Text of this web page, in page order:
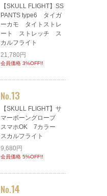
【SKULL FLIGHT】SS
PANTS type6 タイガ
ーカモ タイトストレ
ート ストレッチ ス
カルフライト
21,780円
会員価格 3%OFF!!
No.13
【SKULL FLIGHT】サ
マーボーングローブ
スマホOK 7カラー
スカルフライト
9,680円
会員価格 5%OFF!!
No.14